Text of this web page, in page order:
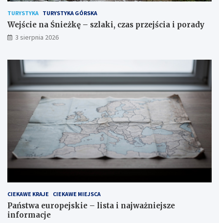
TURYSTYKA TURYSTYKA GÓRSKA
Wejście na Śnieżkę – szlaki, czas przejścia i porady
3 sierpnia 2026
CIEKAWE KRAJE CIEKAWE MIEJSCA
Państwa europejskie – lista i najważniejsze
informacje